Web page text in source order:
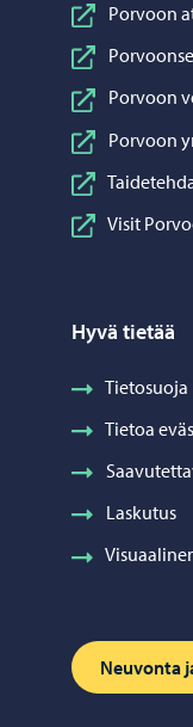
Porvoon
Porvoon
Porvoon
Visit
Hyvä tietää
Tietosuoja
Tietoa
Laskutus
Neuvonta